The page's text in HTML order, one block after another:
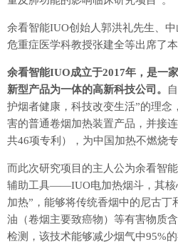
余看智能IUO创始人郭洪礼先生、
危重症医学科教授张建全等出席了本
余看智能IUO成立于2017年，是一
新型产品为一体的高新科技公司。
护烟者健康，科技改变生活”的理念
害的普通卷烟加热装置产品，并接
共46项专利），为中国加热不燃烧专
而此次研究项目的主人公为余看智
辅助工具——IUO电加热烟斗，其核
加热”，能够将传统香烟中的尼古丁
油（卷烟主要致癌物）等有害物质
检测，该技术能够减少烟气中95%